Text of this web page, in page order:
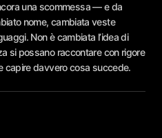
una scommessa — e da
nome, cambiata veste
Non è cambiata l’idea di
si possano raccontare con rigore
capire davvero cosa succede.